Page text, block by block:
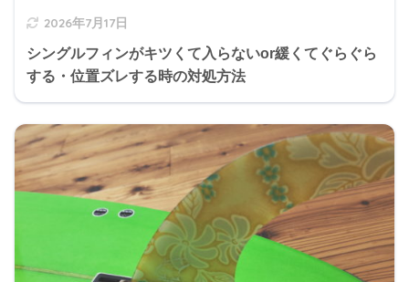
2026年7月17日
シングルフィンがキツくて入らないor緩くてぐらぐら
する・位置ズレする時の対処方法